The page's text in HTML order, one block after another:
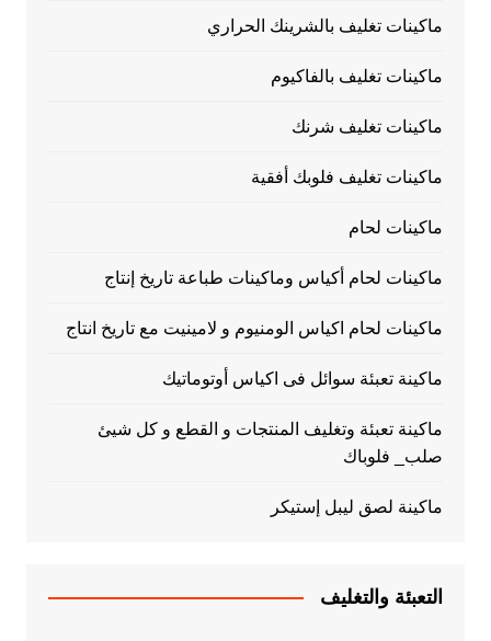
ماكينات تغليف بالشرينك الحراري
ماكينات تغليف بالفاكيوم
ماكينات تغليف شرنك
ماكينات تغليف فلوبك أفقية
ماكينات لحام
ماكينات لحام أكياس وماكينات طباعة تاريخ إنتاج
ماكينات لحام اكياس الومنيوم و لامينيت مع تاريخ انتاج
ماكينة تعبئة سوائل فى اكياس أوتوماتيك
ماكينة تعبئة وتغليف المنتجات و القطع و كل شيئ
صلب_ فلوباك
ماكينة لصق ليبل إستيكر
التعبئة والتغليف